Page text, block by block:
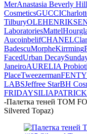
MerAnastasia Beverly
CosmeticsGUCCI
Tilbury
LaboratoriesMattel
AucoinbelifCHANEL
BadescuMorpheKirrming
FacedUrban Decay
JaneiroAURELIA
PlaceTweezerman
LABSJeffree StarBH
FRIDAYSILIA
-Палетка теней TOM
Silvered Topaz)